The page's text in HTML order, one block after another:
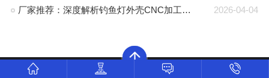
2026-04-04
厂家推荐：深度解析钓鱼灯外壳CNC加工的高精度工艺与耐腐蚀方案